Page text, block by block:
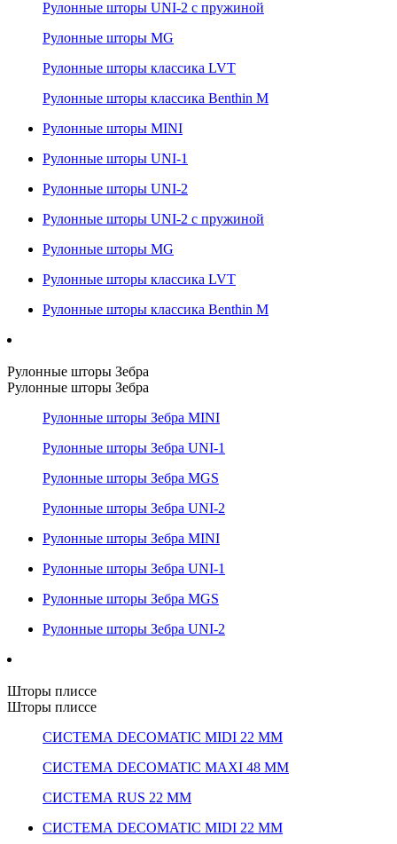
Рулонные шторы UNI-2 с пружиной
Рулонные шторы MG
Рулонные шторы классика LVT
Рулонные шторы классика Benthin M
Рулонные шторы MINI
Рулонные шторы UNI-1
Рулонные шторы UNI-2
Рулонные шторы UNI-2 с пружиной
Рулонные шторы MG
Рулонные шторы классика LVT
Рулонные шторы классика Benthin M
Рулонные шторы Зебра
Рулонные шторы Зебра
Рулонные шторы Зебра MINI
Рулонные шторы Зебра UNI-1
Рулонные шторы Зебра MGS
Рулонные шторы Зебра UNI-2
Рулонные шторы Зебра MINI
Рулонные шторы Зебра UNI-1
Рулонные шторы Зебра MGS
Рулонные шторы Зебра UNI-2
Шторы плиссе
Шторы плиссе
СИСТЕМА DECOMATIC MIDI 22 ММ
СИСТЕМА DECOMATIC MAXI 48 ММ
СИСТЕМА RUS 22 ММ
СИСТЕМА DECOMATIC MIDI 22 ММ